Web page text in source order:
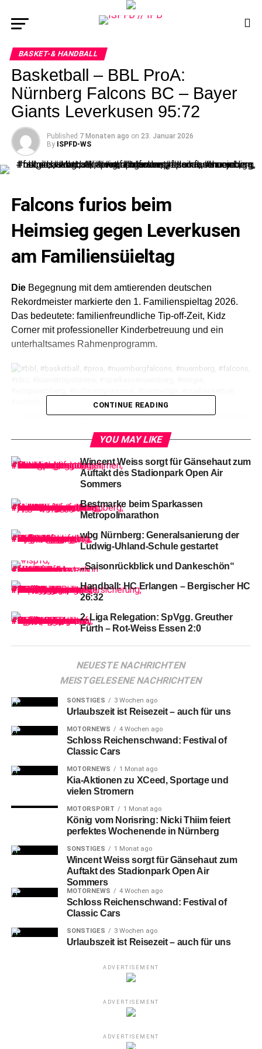
BASKET-& HANDBALL
Basketball – BBL ProA:
Nürnberg Falcons BC – Bayer
Giants Leverkusen 95:72
Published 7 Monaten ago on 23. Januar 2026
By ISPFD-WS
Falcons furios beim
Heimsieg gegen Leverkusen
am Familiensüieltag
DieBegegnung mit dem amtierenden deutschen
Rekordmeister markierte den 1. Familienspieltag 2026.
Das bedeutete: familienfreundliche Tip-off-Zeit, Kidz
Corner mit professioneller Kinderbetreuung und ein
unterhaltsames Rahmenprogramm.
21-John Williams jr. (LEV) vor 28-Tom Stoiber (N), 22-Dennis Heinzmann
Zudem
hatte der ProA-Ligist gemeinsam mit dem 1. FCN
eine besondere Ticketaktion für die fränkischen Sportfans
aufgelegt. Falcons-Fans erhielten über den WhatsApp-
Kanal der Falken im FCN-Ticket-Shop 20 Prozent Rabatt
auf alle Sitzplatztickets beim Club-Heimspiel gegen
Elversberg.
ihres Elversberg-Tickets oder der Club-Dauerkarte an der
Tageskasse der Kia Metropol Arena entweder ein Gratis-
Ticket für den Stehblock oder 20 Prozent Nachlass auf
reguläre Sitzplätze. Beide Fanlager kamen so zusammen
und profitierten von der immer intensiver werdenden
Zusammenarbeit der beiden Nürnberger Vereine.
Heimsieg in die Rückrunde 2025/2026 der BARMER 2.
CONTINUE READING
YOU MAY LIKE
Wincent Weiss sorgt für Gänsehaut zum
Auftakt des Stadionpark Open Air
Sommers
Bestmarke beim Sparkassen
Metropolmarathon
wbg Nürnberg: Generalsanierung der
Ludwig-Uhland-Schule gestartet
„Saisonrückblick und Dankeschön“
Handball: HC Erlangen – Bergischer HC
26:32
2. Liga Relegation: SpVgg. Greuther
Fürth – Rot-Weiss Essen 2:0
NEUESTE NACHRICHTEN
MEISTGELESENE NACHRICHTEN
SONSTIGES 3 Wochen ago
Urlaubszeit ist Reisezeit – auch für uns
MOTORNEWS 4 Wochen ago
Schloss Reichenschwand: Festival of
Classic Cars
MOTORNEWS 1 Monat ago
Kia-Aktionen zu XCeed, Sportage und
vielen Stromern
MOTORSPORT 1 Monat ago
König vom Norisring: Nicki Thiim feiert
perfektes Wochenende in Nürnberg
SONSTIGES 1 Monat ago
Wincent Weiss sorgt für Gänsehaut zum
Auftakt des Stadionpark Open Air
Sommers
MOTORNEWS 4 Wochen ago
Schloss Reichenschwand: Festival of
Classic Cars
SONSTIGES 3 Wochen ago
Urlaubszeit ist Reisezeit – auch für uns
ADVERTISEMENT
ADVERTISEMENT
ADVERTISEMENT